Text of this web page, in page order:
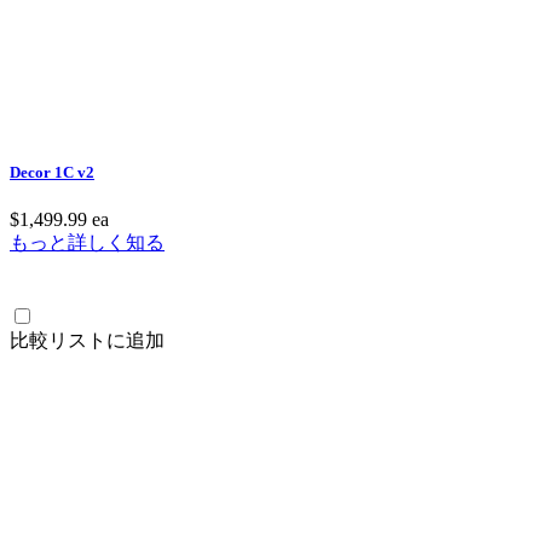
Decor 1C v2
$1,499.99 ea
もっと詳しく知る
比較リストに追加